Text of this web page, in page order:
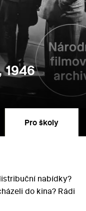
1946
Pro školy
nabídky?
do kina? Rádi